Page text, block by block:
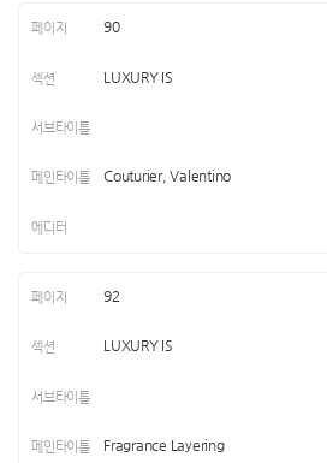
90
LUXURY IS
Couturier, Valentino
92
LUXURY IS
Fragrance Layering